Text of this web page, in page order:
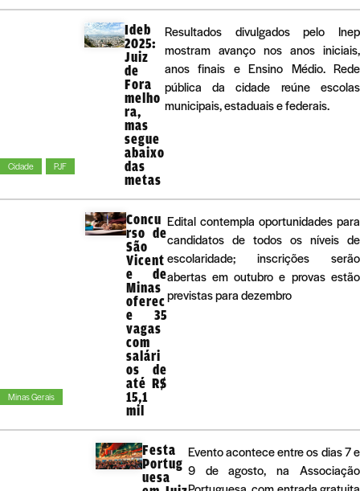
Cidade PJF
Ideb
2025:
Juiz
de
Fora
melho
ra,
mas
segue
abaixo
das
metas
Resultados divulgados pelo Inep
mostram avanço nos anos iniciais,
anos finais e Ensino Médio. Rede
pública da cidade reúne escolas
municipais, estaduais e federais.
Minas Gerais
Concu
rso de
São
Vicent
e de
Minas
oferec
e 35
vagas
com
salári
os de
até R$
15,1
mil
Edital contempla oportunidades para
candidatos de todos os níveis de
escolaridade; inscrições serão
abertas em outubro e provas estão
previstas para dezembro
Festa
Portug
uesa
Evento acontece entre os dias 7 e
9 de agosto, na Associação